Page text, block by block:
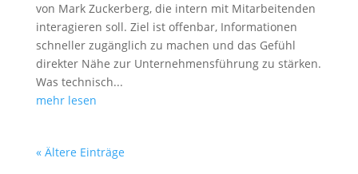
von Mark Zuckerberg, die intern mit Mitarbeitenden
interagieren soll. Ziel ist offenbar, Informationen
schneller zugänglich zu machen und das Gefühl
direkter Nähe zur Unternehmensführung zu stärken.
Was technisch...
mehr lesen
« Ältere Einträge